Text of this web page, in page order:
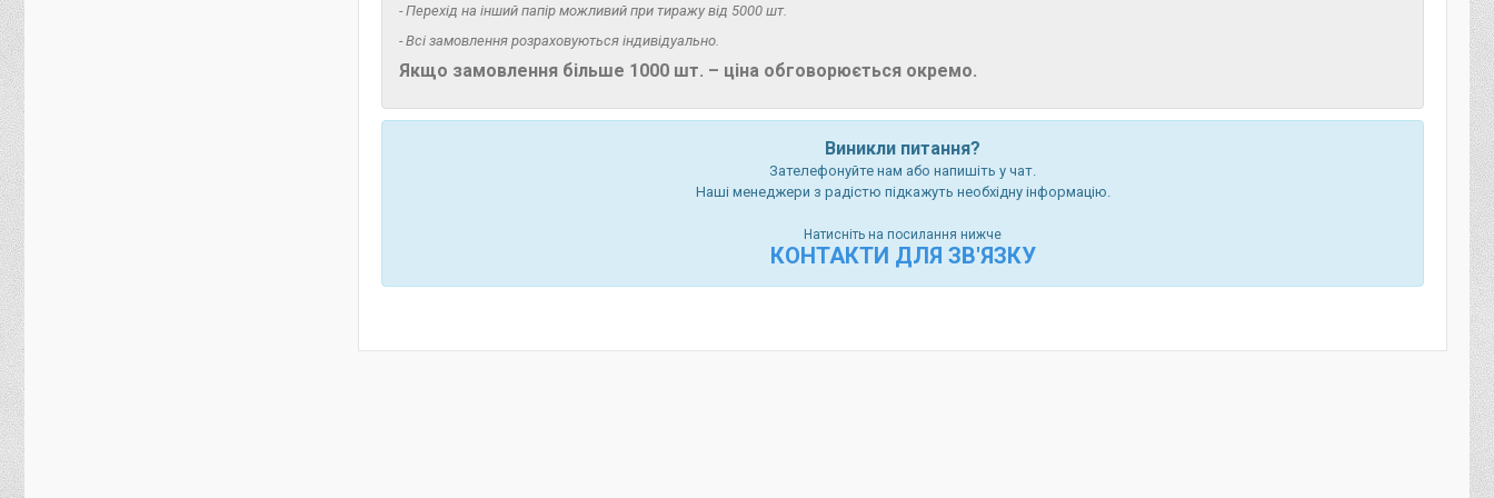
- Перехід на інший папір можливий при тиражу від 5000 шт.
- Всі замовлення розраховуються індивідуально.
Якщо замовлення більше 1000 шт. – ціна обговорюється окремо.
Виникли питання?
Зателефонуйте нам або напишіть у чат.
Наші менеджери з радістю підкажуть необхідну інформацію.
Натисніть на посилання нижче
КОНТАКТИ ДЛЯ ЗВ'ЯЗКУ